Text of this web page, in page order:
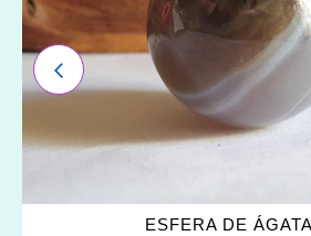
ESFERA DE
ANTERIOR